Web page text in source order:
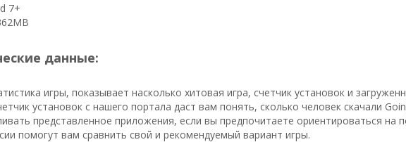
7+
данные:
игры, показывает насколько хитовая игра, счетчик установок и
установок с нашего портала даст вам понять, сколько человек скачали
представленное приложения, если вы предпочитаете ориентироваться на
помогут вам сравнить свой и рекомендуемый вариант игры.